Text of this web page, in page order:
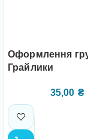
Оформлення
Грайлики
35,00 ₴